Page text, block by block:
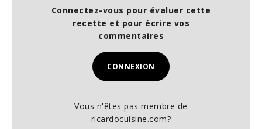
Connectez-vous pour évaluer cette
recette et pour écrire vos
commentaires
CONNEXION
Vous n'êtes pas membre de
ricardocuisine.com?